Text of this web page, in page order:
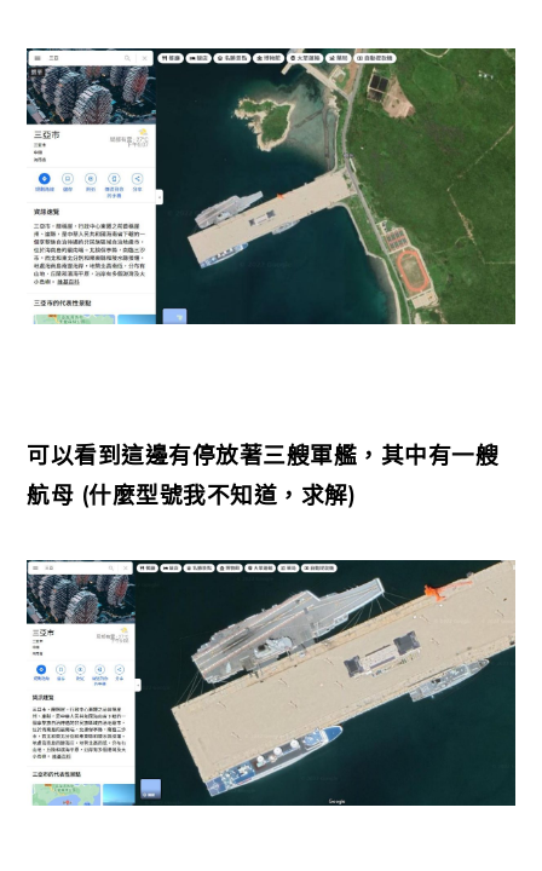
可以看到這邊有停放著三艘軍艦，其中有一艘
航母 (什麼型號我不知道，求解)